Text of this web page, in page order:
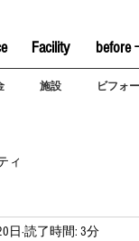
Facility before
施設 ビフォ
ィ
日 読了時間: 3分